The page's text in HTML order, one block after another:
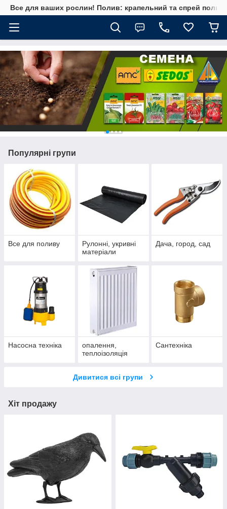
Все для ваших рослин! Полив: крапельний та спрей полив,
Популярні групи
Все для поливу
Рулонні, укривні
матеріали
Дача, город, сад
Насосна техніка
опалення,
теплоізоляція
Сантехніка
Дивитися всі групи
Хіт продажу